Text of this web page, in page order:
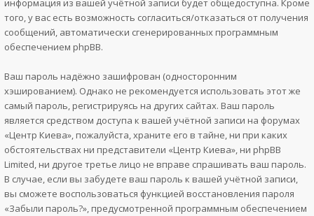
информация из вашей учётной записи будет общедоступна. Кроме
того, у вас есть возможность согласиться/отказаться от получения
сообщений, автоматически сгенерированных программным
обеспечением phpBB.
Ваш пароль надёжно зашифрован (односторонним
хэшированием). Однако не рекомендуется использовать этот же
самый пароль, регистрируясь на других сайтах. Ваш пароль
является средством доступа к вашей учётной записи на форумах
«Центр Киева», пожалуйста, храните его в тайне, ни при каких
обстоятельствах ни представители «Центр Киева», ни phpBB
Limited, ни другое третье лицо не вправе спрашивать ваш пароль.
В случае, если вы забудете ваш пароль к вашей учётной записи,
вы сможете воспользоваться функцией восстановления пароля
«Забыли пароль?», предусмотренной программным обеспечением